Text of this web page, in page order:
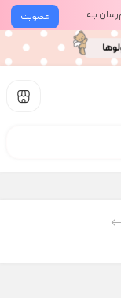
عضویت بله